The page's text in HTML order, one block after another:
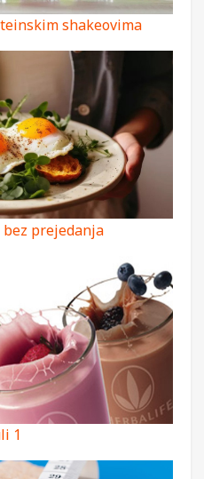
shakeovima​
prejedanja
1